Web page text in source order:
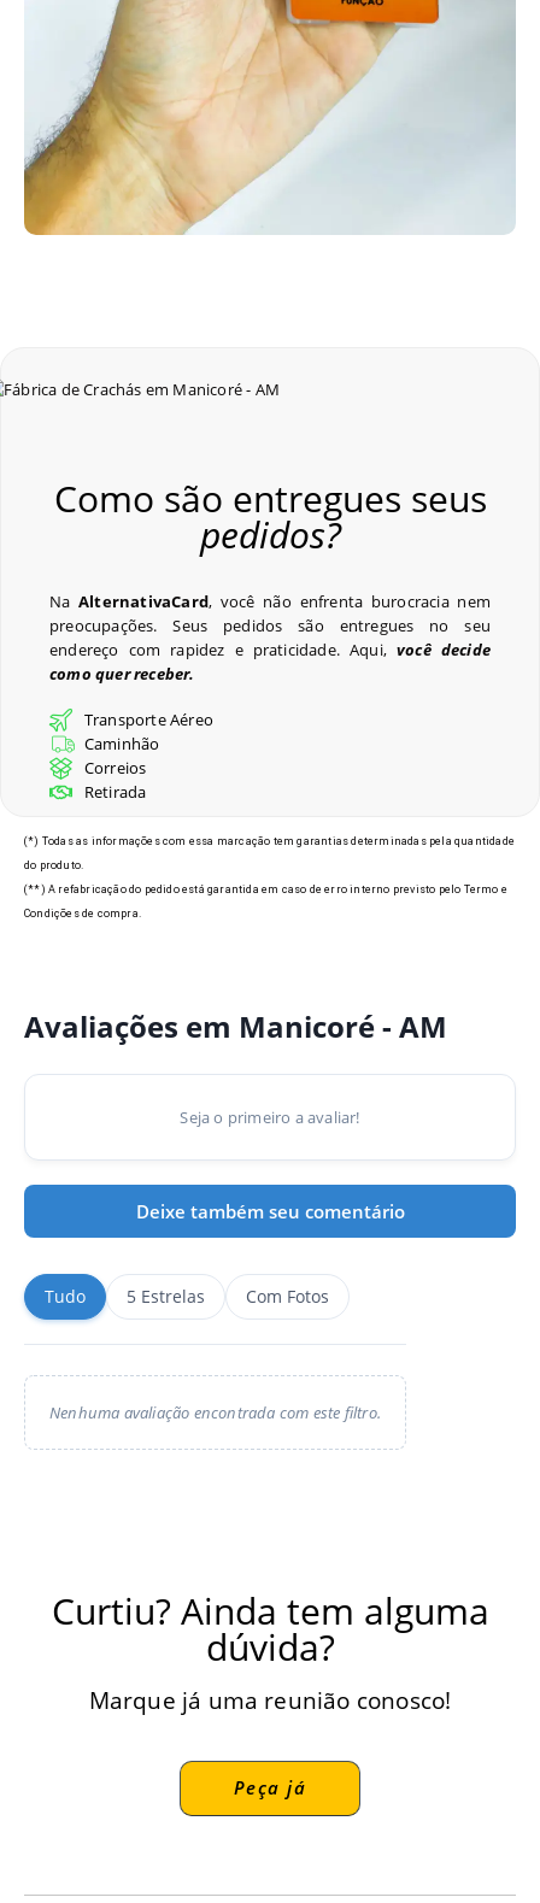
Como são entregues seus
pedidos?
NaAlternativaCard, você não enfrenta burocracia nem
preocupações. Seus pedidos são entregues no seu
endereço com rapidez e praticidade. Aqui,você decide
como quer receber.
Transporte Aéreo
Caminhão
Correios
Retirada
(*) Todas as informações com essa marcação tem garantias determinadas pela quantidade
do produto.
(**) A refabricação do pedido está garantida em caso de erro interno previsto pelo Termo e
Condições de compra.
Avaliações em Manicoré - AM
Seja o primeiro a avaliar!
Deixe também seu comentário
Tudo 5 Estrelas Com Fotos
Nenhuma avaliação encontrada com este filtro.
Curtiu? Ainda tem alguma
dúvida?
Marque já uma reunião conosco!
Peça já